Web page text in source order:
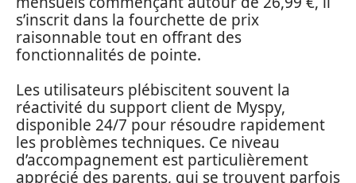
s’inscrit dans la fourchette de prix
raisonnable tout en offrant des
fonctionnalités de pointe.
Les utilisateurs plébiscitent souvent la
réactivité du support client de Myspy,
disponible 24/7 pour résoudre rapidement
les problèmes techniques. Ce niveau
d’accompagnement est particulièrement
apprécié des parents, qui se trouvent parfois